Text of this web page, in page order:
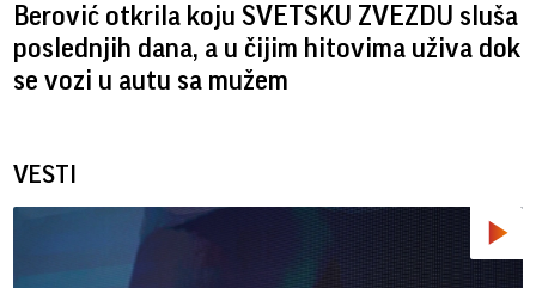
Berović otkrila koju SVETSKU ZVEZDU sluša
poslednjih dana, a u čijim hitovima uživa dok
se vozi u autu sa mužem
VESTI